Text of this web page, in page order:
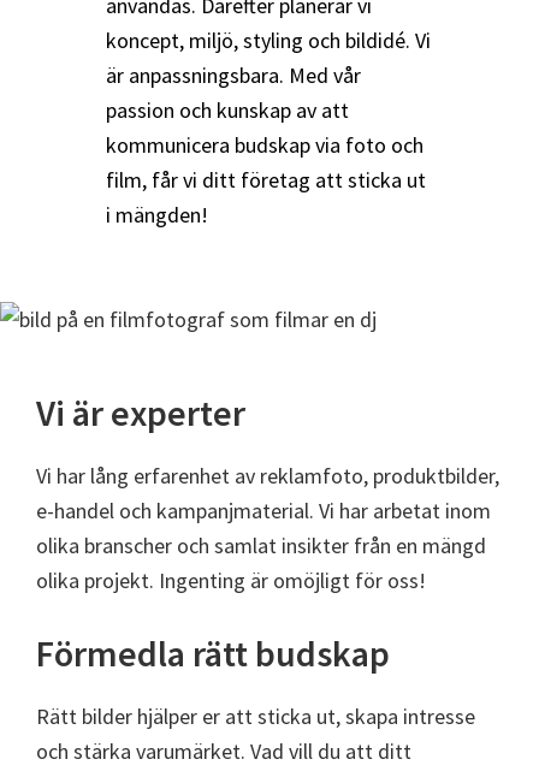
användas. Därefter planerar vi
koncept, miljö, styling och bildidé. Vi
är anpassningsbara. Med vår
passion och kunskap av att
kommunicera budskap via foto och
film, får vi ditt företag att sticka ut
i mängden!
Vi är experter
Vi har lång erfarenhet av reklamfoto, produktbilder,
e-handel och kampanjmaterial. Vi har arbetat inom
olika branscher och samlat insikter från en mängd
olika projekt. Ingenting är omöjligt för oss!
Förmedla rätt budskap
Rätt bilder hjälper er att sticka ut, skapa intresse
och stärka varumärket. Vad vill du att ditt